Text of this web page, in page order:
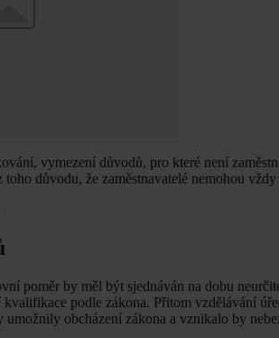
vymezení důvodů, pro které není
toho důvodu, že zaměstnavatelé nemohou
poměr by měl být sjednáván na dobu
podle zákona. Přitom vzdělávání
obcházení zákona a vznikalo by